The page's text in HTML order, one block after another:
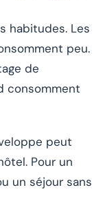
habitudes. Les
peu.
de
consomment
peut
Pour un
un séjour sans